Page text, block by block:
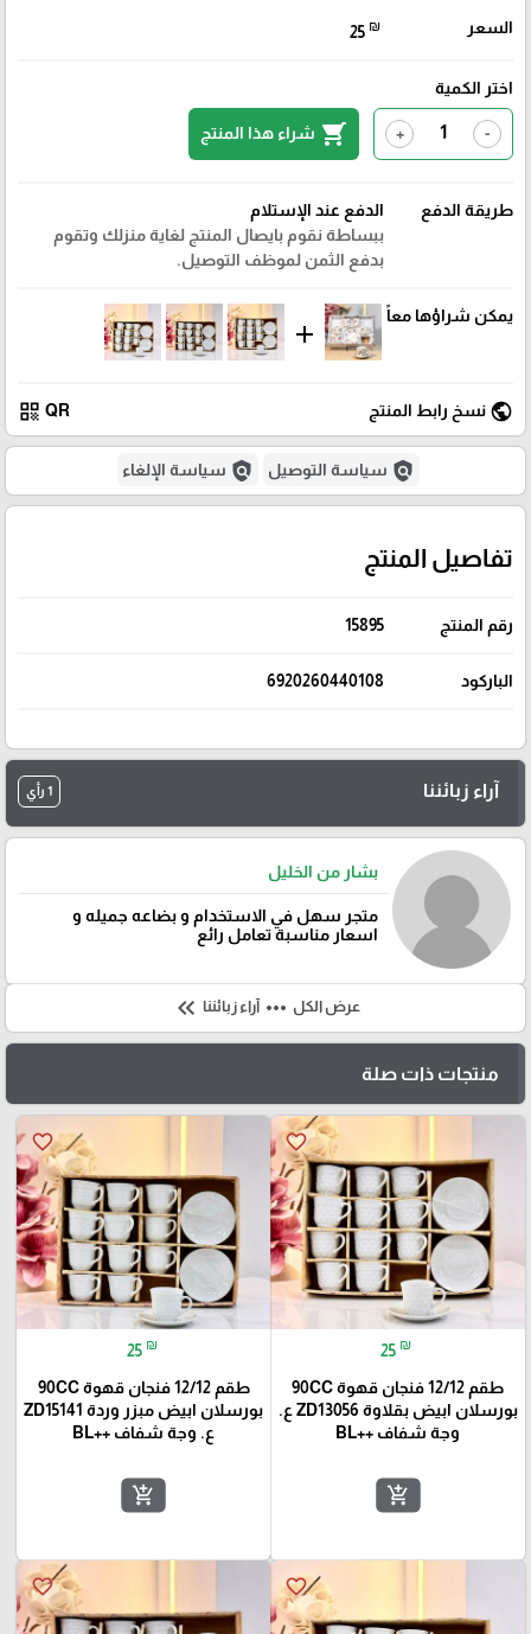
السعر 25 ₪
اختر الكمية
-
+
shopping_cart شراء هذا المنتج
طريقة الدفع
الدفع عند الإستلام
ببساطة نقوم بايصال المنتج لغاية منزلك وتقوم
بدفع الثمن لموظف التوصيل.
يمكن شراؤها معاً
add
public نسخ رابط المنتج QR
qr_code
policy سياسة التوصيل policy سياسة الإلغاء
تفاصيل المنتج
رقم المنتج 15895
الباركود 6920260440108
آراء زبائننا 1 رأي
بشار من الخليل
متجر سهل في الاستخدام و بضاعه جميله و
اسعار مناسبة تعامل رائع
عرض الكل more_horiz آراء زبائننا keyboard_double_arrow_left
منتجات ذات صلة
favorite_border
25 ₪
طقم 12/12 فنجان قهوة 90CC
بورسلان ابيض بقلاوة ZD13056 ع.
وجة شفاف ++BL
add_shopping_cart
favorite_border
25 ₪
طقم 12/12 فنجان قهوة 90CC
بورسلان ابيض مبزر وردة ZD15141
ع. وجة شفاف ++BL
add_shopping_cart
favorite_border
favorite_border